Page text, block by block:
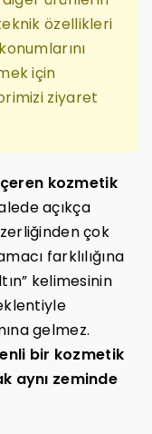
özellikleri
için
ziyaret
kozmetik
açıkça
çok
farklılığına
kelimesinin
gelmez.
bir kozmetik
aynı zeminde